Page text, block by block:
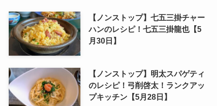
【ノンストップ】七五三掛チャー
ハンのレシピ！七五三掛龍也【5
月30日】
【ノンストップ】明太スパゲティ
のレシピ！弓削啓太！ランクアッ
プキッチン【5月28日】